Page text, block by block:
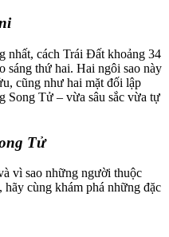
nhất, cách Trái Đất khoảng 34
sáng thứ hai. Hai ngôi sao này
cũng như hai mặt đối lập
Song Tử – vừa sâu sắc vừa tự
Tử
vì sao những người thuộc
cùng khám phá những đặc